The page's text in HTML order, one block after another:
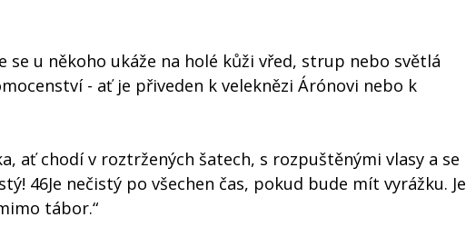
se u někoho ukáže na holé kůži vřed, strup nebo světlá
- ať je přiveden k veleknězi Árónovi nebo k
ať chodí v roztržených šatech, s rozpuštěnými vlasy a se
46Je nečistý po všechen čas, pokud bude mít vyrážku. Je
tábor.“